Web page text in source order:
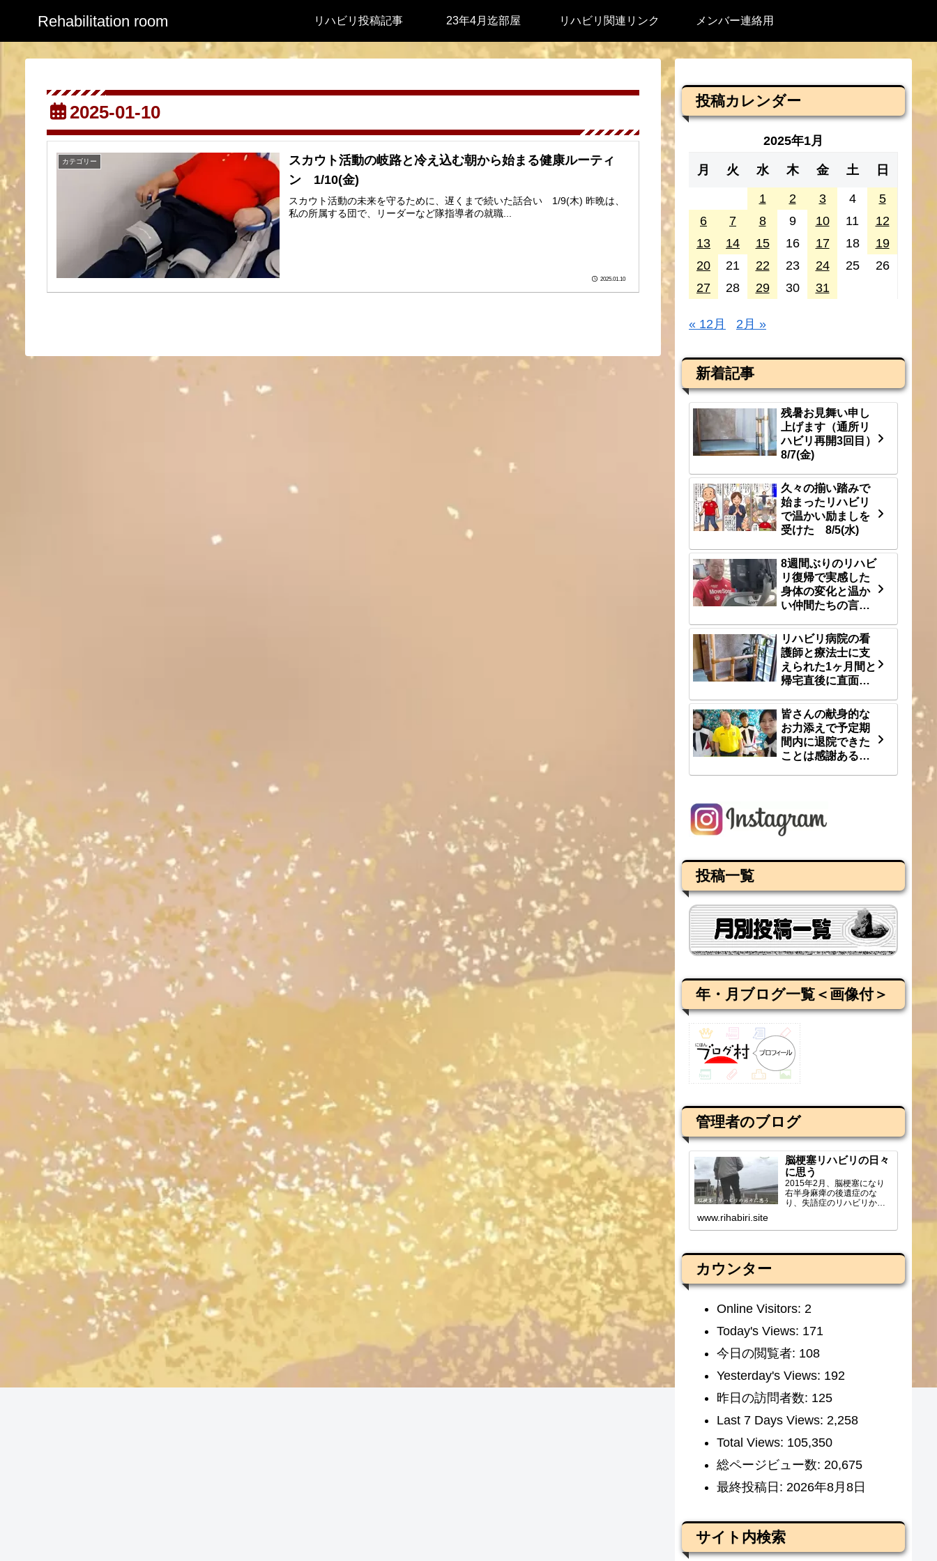
Rehabilitation room リハビリ投稿記事 23年4月迄部屋 リハビリ関連リンク メンバー連絡用
2025-01-10
カテゴリー
スカウト活動の岐路と冷え込む朝から始まる健康ルーティ
ン 1/10(金)
スカウト活動の未来を守るために、遅くまで続いた話合い 1/9(木) 昨晩は、
私の所属する団で、リーダーなど隊指導者の就職...
2025.01.10
投稿カレンダー
2025年1月
月 火 水 木 金 土 日
1 2 3 4
5
6
7 8 9 10 11
12
13
14 15 16 17 18
19
20
21 22 23 24 25
26
27
28 29 30 31
« 12月 2月 »
新着記事
残暑お見舞い申し
上げます（通所リ
ハビリ再開3回目）
8/7(金)
久々の揃い踏みで
始まったリハビリ
で温かい励ましを
受けた 8/5(水)
8週間ぶりのリハビ
リ復帰で実感した
身体の変化と温か
い仲間たちの言
リハビリ病院の看
護師と療法士に支
えられた1ヶ月間と
帰宅直後に直面し
な壁 8/1(土)
皆さんの献身的な
お力添えで予定期
間内に退院できた
ことは感謝あるの
投稿一覧
年・月ブログ一覧＜画像付＞
管理者のブログ
脳梗塞リハビリの日々
に思う
2015年2月、脳梗塞になり
右半身麻痺の後遺症のな
り、失語症のリハビリから
www.rihabiri.site
カウンター
Online Visitors: 2
Today's Views: 171
今日の閲覧者: 108
Yesterday's Views: 192
昨日の訪問者数: 125
Last 7 Days Views: 2,258
Total Views: 105,350
総ページビュー数: 20,675
最終投稿日: 2026年8月8日
サイト内検索